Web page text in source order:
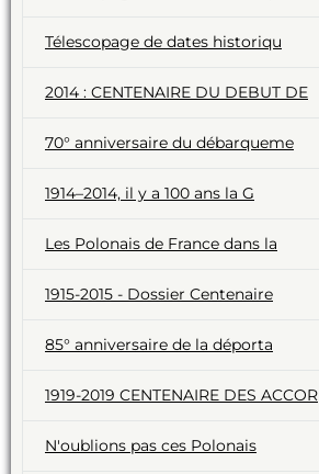
Télescopage de dates historiqu
2014 : CENTENAIRE DU DEBUT DE
70° anniversaire du débarqueme
1914–2014, il y a 100 ans la G
Les Polonais de France dans la
1915-2015 - Dossier Centenaire
85° anniversaire de la déporta
1919-2019 CENTENAIRE DES ACCOR
N'oublions pas ces Polonais